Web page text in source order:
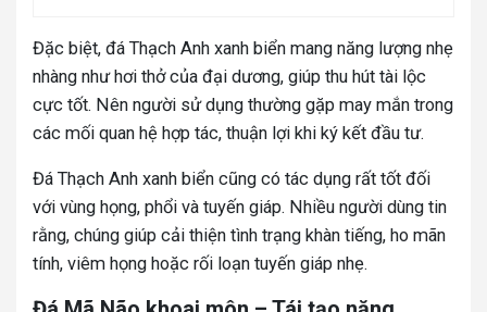
Đặc biệt, đá Thạch Anh xanh biển mang năng lượng nhẹ
nhàng như hơi thở của đại dương, giúp thu hút tài lộc
cực tốt. Nên người sử dụng thường gặp may mắn trong
các mối quan hệ hợp tác, thuận lợi khi ký kết đầu tư.
Đá Thạch Anh xanh biển cũng có tác dụng rất tốt đối
với vùng họng, phổi và tuyến giáp. Nhiều người dùng tin
rằng, chúng giúp cải thiện tình trạng khàn tiếng, ho mãn
tính, viêm họng hoặc rối loạn tuyến giáp nhẹ.